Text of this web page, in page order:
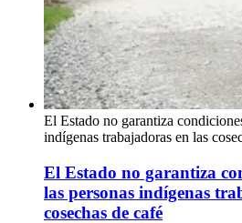
El Estado no garantiza
indígenas trabajadoras en las
El Estado no garantiza
las personas indígenas
cosechas de café